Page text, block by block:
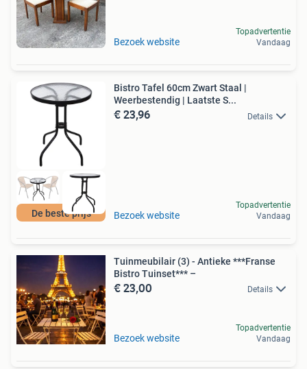
Bezoek website
Topadvertentie
Vandaag
De beste prijs
Bistro Tafel 60cm Zwart Staal |
Weerbestendig | Laatste S...
€ 23,96 Details
Bezoek website
Topadvertentie
Vandaag
Tuinmeubilair (3) - Antieke ***Franse
Bistro Tuinset*** –
€ 23,00 Details
Bezoek website
Topadvertentie
Vandaag